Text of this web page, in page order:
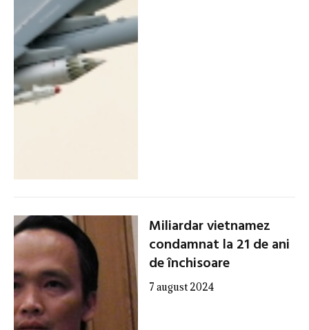
Miliardar vietnamez
condamnat la 21 de ani
de închisoare
7 august 2024